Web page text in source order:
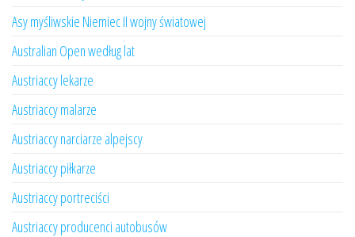
Asy myśliwskie Niemiec II wojny światowej
Australian Open według lat
Austriaccy lekarze
Austriaccy malarze
Austriaccy narciarze alpejscy
Austriaccy piłkarze
Austriaccy portreciści
Austriaccy producenci autobusów